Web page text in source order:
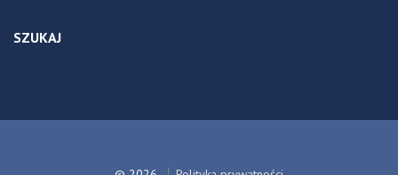
SZUKAJ